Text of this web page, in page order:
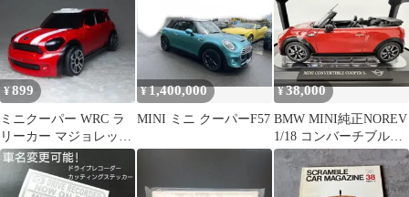
¥899
ミニクーパー WRC ラ
リーカー マジョレット
1/57 スケール ミニカー
¥1,400,000
MINI ミニ クーパーF57
¥38,000
BMW MINI純正NOREV
1/18 コンバーチブルク
ーパーS ミニカー 赤